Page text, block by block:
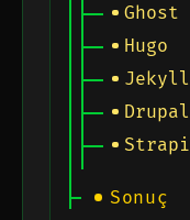
Ghost
Hugo
Jekyll
Drupal
Strapi
Sonuç